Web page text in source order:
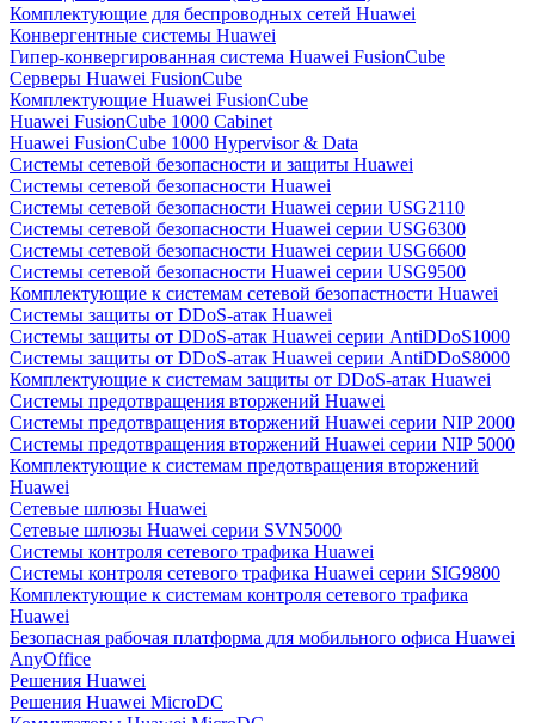
Комплектующие для беспроводных сетей Huawei
Конвергентные системы Huawei
Гипер-конвергированная система Huawei FusionCube
Серверы Huawei FusionCube
Комплектующие Huawei FusionCube
Huawei FusionCube 1000 Cabinet
Huawei FusionCube 1000 Hypervisor & Data
Системы сетевой безопасности и защиты Huawei
Системы сетевой безопасности Huawei
Системы сетевой безопасности Huawei серии USG2110
Системы сетевой безопасности Huawei серии USG6300
Системы сетевой безопасности Huawei серии USG6600
Системы сетевой безопасности Huawei серии USG9500
Комплектующие к системам сетевой безопастности Huawei
Системы защиты от DDoS-атак Huawei
Системы защиты от DDoS-атак Huawei серии AntiDDoS1000
Системы защиты от DDoS-атак Huawei серии AntiDDoS8000
Комплектующие к системам защиты от DDoS-атак Huawei
Системы предотвращения вторжений Huawei
Системы предотвращения вторжений Huawei серии NIP 2000
Системы предотвращения вторжений Huawei серии NIP 5000
Комплектующие к системам предотвращения вторжений
Huawei
Сетевые шлюзы Huawei
Сетевые шлюзы Huawei серии SVN5000
Системы контроля сетевого трафика Huawei
Системы контроля сетевого трафика Huawei серии SIG9800
Комплектующие к системам контроля сетевого трафика
Huawei
Безопасная рабочая платформа для мобильного офиса Huawei
AnyOffice
Решения Huawei
Решения Huawei MicroDC